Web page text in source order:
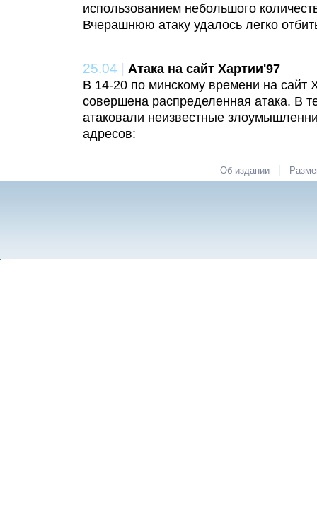
использованием небольшого
Вчерашнюю атаку удалось легко
25.04 | Атака на сайт Хартии'97
В 14-20 по минскому времени на сайт
совершена распределенная атака. В
атаковали неизвестные
адресов:
Об издании |